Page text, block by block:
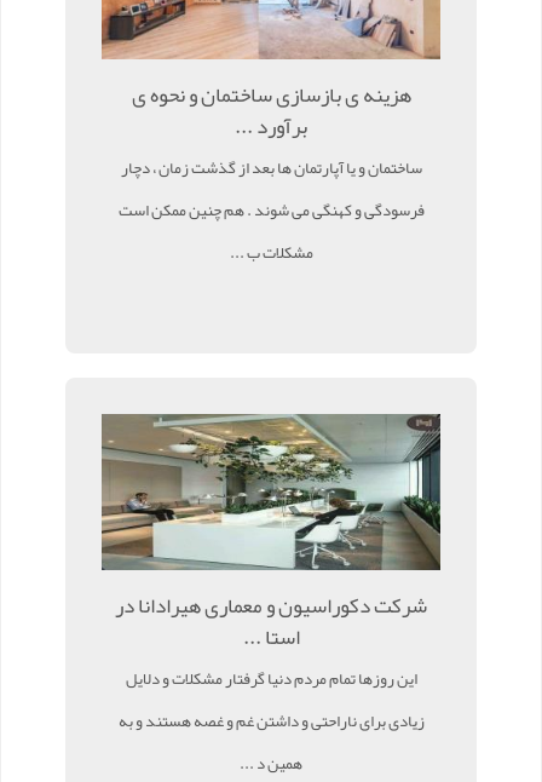
هزینه ی بازسازی ساختمان و نحوه ی
برآورد ...
ساختمان و یا آپارتمان ها بعد از گذشت زمان ، دچار
فرسودگی و کهنگی می شوند . هم چنین ممکن است
مشکلات ب ...
شرکت دکوراسیون و معماری هیرادانا در
استا ...
این روزها تمام مردم دنیا گرفتار مشکلات و دلایل
زیادی برای ناراحتی و داشتن غم و غصه هستند و به
همین د ...